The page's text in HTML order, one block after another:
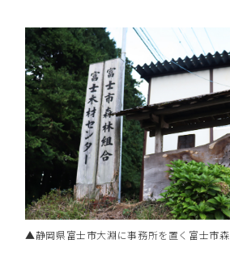
▲静岡県富士市大淵に事務所を置く富士市